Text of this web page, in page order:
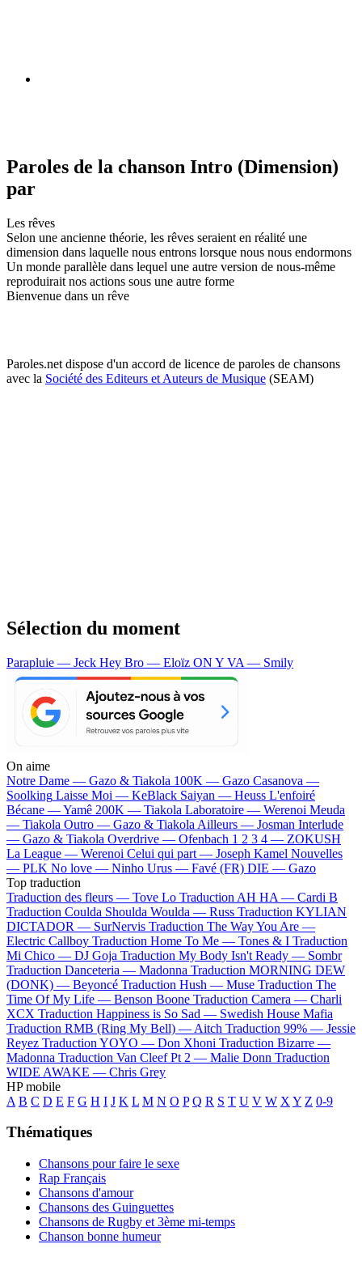
Paroles de la chanson Intro (Dimension)
par
Les rêves
Selon une ancienne théorie, les rêves seraient en réalité une
dimension dans laquelle nous entrons lorsque nous nous endormons
Un monde parallèle dans lequel une autre version de nous-même
reproduirait nos actions sous une autre forme
Bienvenue dans un rêve
Paroles.net dispose d'un accord de licence de paroles de chansons
avec la Société des Editeurs et Auteurs de Musique (SEAM)
Sélection du moment
Parapluie — Jeck Hey Bro — Eloïz ON Y VA — Smily
On aime
Notre Dame — Gazo & Tiakola 100K — Gazo Casanova —
Soolking Laisse Moi — KeBlack Saiyan — Heuss L'enfoiré
Bécane —Yamê 200K — Tiakola Laboratoire — Werenoi Meuda
— Tiakola Outro — Gazo & Tiakola Ailleurs — Josman Interlude
— Gazo & Tiakola Overdrive — Ofenbach 1 2 3 4 — ZOKUSH
La League — Werenoi Celui qui part — Joseph Kamel Nouvelles
— PLK No love — Ninho Urus — Favé (FR) DIE — Gazo
Top traduction
Traduction des fleurs — Tove Lo Traduction AH HA — Cardi B
Traduction Coulda Shoulda Woulda — Russ Traduction KYLIAN
DICTADOR — SurNervis Traduction The Way You Are —
Electric Callboy Traduction Home To Me — Tones & I Traduction
Mi Chico — DJ Goja Traduction My Body Isn't Ready — Sombr
Traduction Danceteria — Madonna Traduction MORNING DEW
(DONK) — Beyoncé Traduction Hush — Muse Traduction The
Time Of My Life — Benson Boone Traduction Camera — Charli
XCX Traduction Happiness is So Sad — Swedish House Mafia
Traduction RMB (Ring My Bell) — Aitch Traduction 99% — Jessie
Reyez Traduction YOYO — Don Xhoni Traduction Bizarre —
Madonna Traduction Van Cleef Pt 2 — Malie Donn Traduction
WIDE AWAKE — Chris Grey
HP mobile
A B C D E F G H I J K L M N O P Q R S T U V W X Y Z 0-9
Thématiques
Chansons pour faire le sexe
Rap Français
Chansons d'amour
Chansons des Guinguettes
Chansons de Rugby et 3ème mi-temps
Chanson bonne humeur